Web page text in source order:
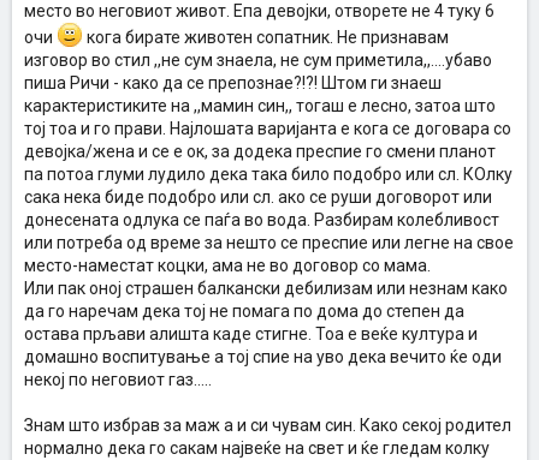
место во неговиот живот. Епа девојки, отворете не 4 туку 6
очи
кога бирате животен сопатник. Не признавам
изговор во стил ,,не сум знаела, не сум приметила,,....убаво
пиша Ричи - како да се препознае?!?! Штом ги знаеш
карактеристиките на ,,мамин син,, тогаш е лесно, затоа што
тој тоа и го прави. Најлошата варијанта е кога се договара со
девојка/жена и се е ок, за додека преспие го смени планот
па потоа глуми лудило дека така било подобро или сл. КОлку
сака нека биде подобро или сл. ако се руши договорот или
донесената одлука се паѓа во вода. Разбирам колебливост
или потреба од време за нешто се преспие или легне на свое
место-наместат коцки, ама не во договор со мама.
Или пак оној страшен балкански дебилизам или незнам како
да го наречам дека тој не помага по дома до степен да
остава прљави алишта каде стигне. Тоа е веќе култура и
домашно воспитување а тој спие на уво дека вечито ќе оди
некој по неговиот газ.....
Знам што избрав за маж а и си чувам син. Како секој родител
нормално дека го сакам највеќе на свет и ќе гледам колку